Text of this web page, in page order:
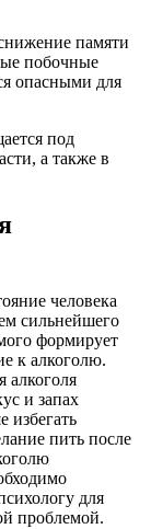
памяти
побочные
опасными для
под
а также в
человека
сильнейшего
формирует
к алкоголю.
алкоголя
и запах
избегать
пить после
для
проблемой.